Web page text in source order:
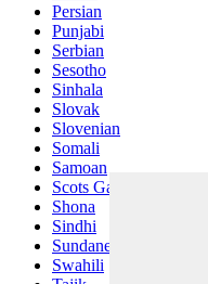
Persian
Punjabi
Serbian
Sesotho
Sinhala
Slovak
Slovenian
Somali
Samoan
Scots Gaelic
Shona
Sindhi
Sundanese
Swahili